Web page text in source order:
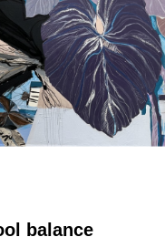
balance